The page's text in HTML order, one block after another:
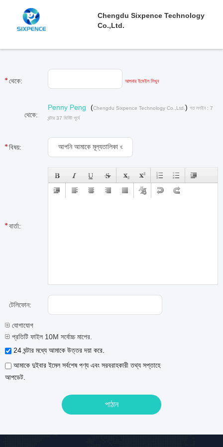
Chengdu Sixpence Technology
Co.,Ltd.
থেকে: আপনার ইমেইল লিখুন
থেকে:
Penny Peng (Chengdu Sixpence Technology Co.,Ltd. ) গত লগইন : 7
ঘন্টার 37 মিনিট পূর্বে
বিষয়:
বার্তা:
টেলিফোন:
যোগাযোগ
প্রতিটি ফাইল 10M সর্বোচ্চ মাপের.
24 ঘন্টার মধ্যে আমাকে উত্তর দয়া করে.
আমাকে দুইবার ইমেল সর্বশেষ পণ্য এবং সরবরাহকারী তথ্য সপ্তাহে
আপডেট.